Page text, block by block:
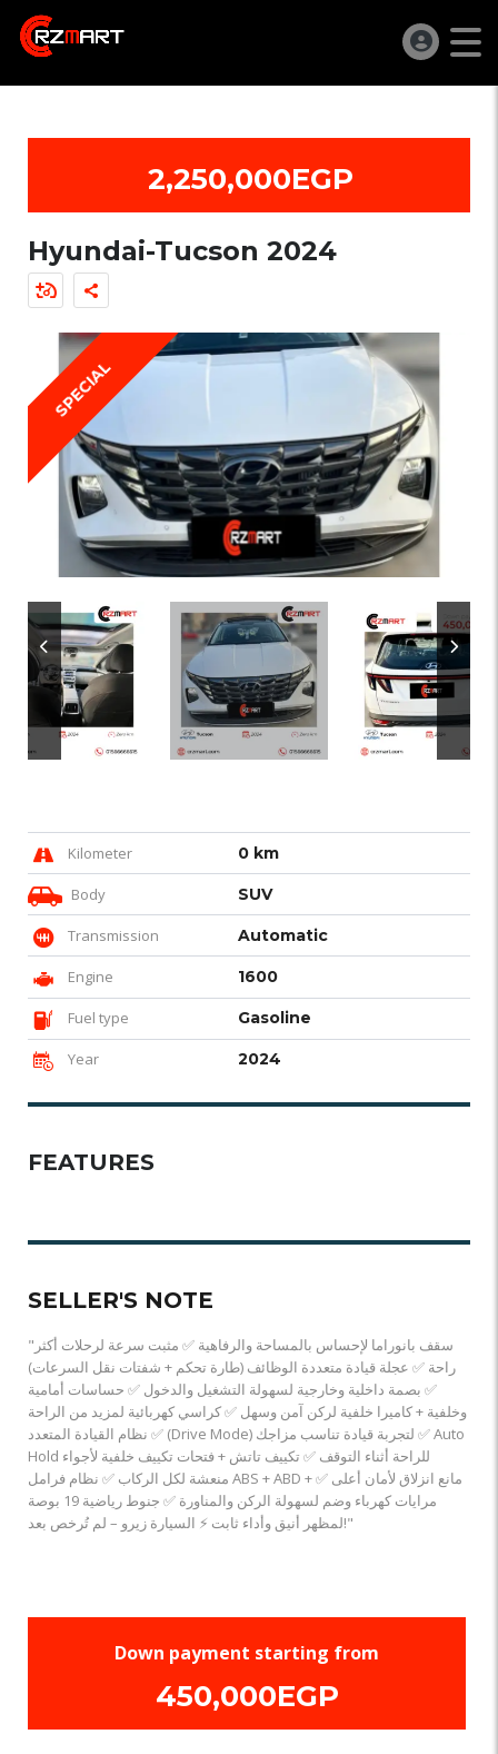
2,250,000EGP
Hyundai-Tucson 2024
SPECIAL
Kilometer 0 km
Body SUV
Transmission Automatic
Engine 1600
Fuel type Gasoline
Year 2024
FEATURES
SELLER'S NOTE
"سقف بانوراما لإحساس بالمساحة والرفاهية ✅ مثبت سرعة لرحلات أكثر
راحة ✅ عجلة قيادة متعددة الوظائف (طارة تحكم + شفتات نقل السرعات)
✅ بصمة داخلية وخارجية لسهولة التشغيل والدخول ✅ حساسات أمامية
وخلفية + كاميرا خلفية لركن آمن وسهل ✅ كراسي كهربائية لمزيد من الراحة
✅ نظام القيادة المتعدد (Drive Mode) لتجربة قيادة تناسب مزاجك ✅ Auto
Hold للراحة أثناء التوقف ✅ تكييف تاتش + فتحات تكييف خلفية لأجواء
منعشة لكل الركاب ✅ نظام فرامل ABS + ABD + مانع انزلاق لأمان أعلى ✅
مرايات كهرباء وضم لسهولة الركن والمناورة ✅ جنوط رياضية 19 بوصة
لمظهر أنيق وأداء ثابت ⚡️ السيارة زيرو – لم تُرخص بعد!"
Down payment starting from
450,000EGP